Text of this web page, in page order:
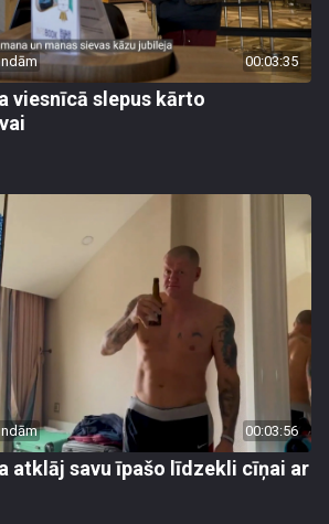
00:03:35
viesnīcā slepus kārto
00:03:56
atklāj savu īpašo līdzekli cīņai ar